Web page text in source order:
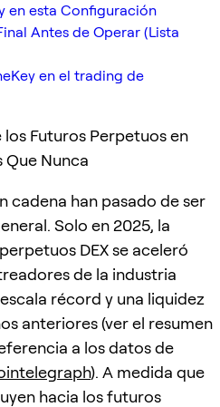
en esta Configuración
Antes de Operar (Lista
en el trading de
Futuros Perpetuos en
Nunca
cadena han pasado de ser
Solo en 2025, la
DEX se aceleró
de la industria
récord y una liquidez
anteriores (ver el resumen
a los datos de
). A medida que
hacia los futuros